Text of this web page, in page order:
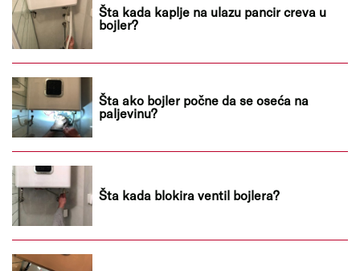
Šta kada kaplje na ulazu pancir creva u
bojler?
Šta ako bojler počne da se oseća na
paljevinu?
Šta kada blokira ventil bojlera?